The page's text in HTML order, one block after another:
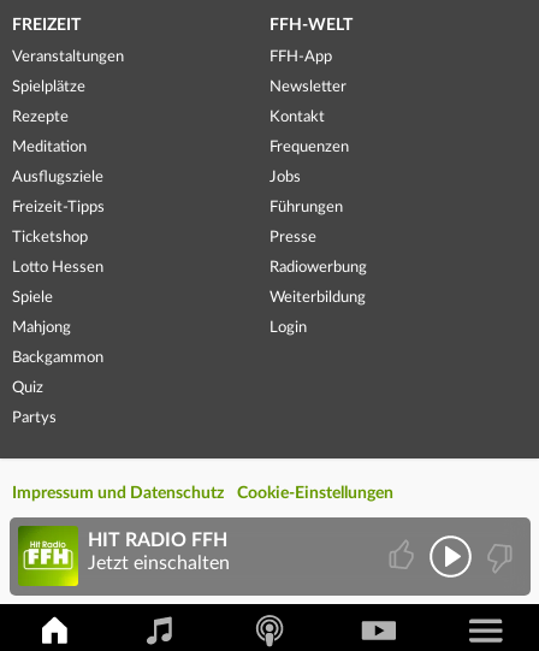
FREIZEIT
Veranstaltungen
Spielplätze
Rezepte
Meditation
Ausflugsziele
Freizeit-Tipps
Ticketshop
Lotto Hessen
Spiele
Mahjong
Backgammon
Quiz
Partys
FFH-WELT
FFH-App
Newsletter
Kontakt
Frequenzen
Jobs
Führungen
Presse
Radiowerbung
Weiterbildung
Login
Impressum und Datenschutz Cookie-Einstellungen
HIT RADIO FFH
Jetzt einschalten